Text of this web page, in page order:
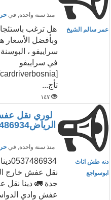
منذ سنة واحدة, في
عمر سالم الشيخ
هل ترغب
وبأفضل
سراييفو ،
في سراييفو
تأج...
١٤٧
لوري نقل
الرياض0537486934
منذ سنة واحدة, في
دنه طش اثاث
ابوسواجع
نقل عفش خارج
جدة 🚛 دينا نقل
عفش وادي